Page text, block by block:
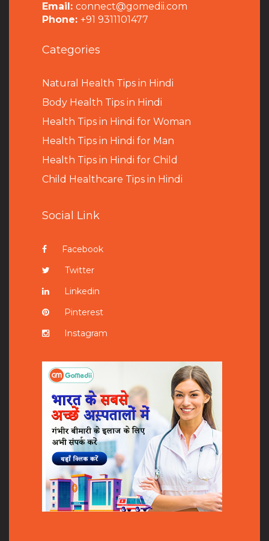
Email: connect@gomedii.com
Phone: +91 9311101477
Categories
Natural Health Tips in Hindi
Body Health Tips in Hindi
Health Tips in Hindi for Woman
Health Tips in Hindi for Man
Health Tips in Hindi for Child
Child Healthcare Tips in Hindi
Social Link
Facebook
Twitter
Linkedin
Pinterest
Instagram